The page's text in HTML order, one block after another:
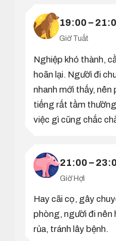
19:00 –
Giờ Tuất
Nghiệp khó thành,
hoãn lại. Người đi
nhanh mới thấy,
tiếng rất tầm
việc gì cũng chắc
21:00 –
Giờ Hợi
Hay cãi cọ, gây
phòng, người đi nên
rủa, tránh lây bệnh.